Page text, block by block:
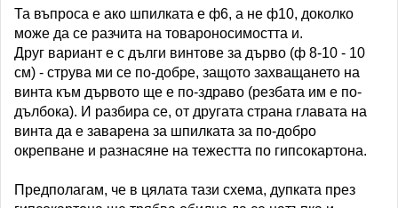
Та въпроса е ако шпилката е ф6, а не ф10, доколко
може да се разчита на товароносимостта и.
Друг вариант е с дълги винтове за дърво (ф 8-10 - 10
см) - струва ми се по-добре, защото захващането на
винта към дървото ще е по-здраво (резбата им е по-
дълбока). И разбира се, от другата страна главата на
винта да е заварена за шпилката за по-добро
окрепване и разнасяне на тежестта по гипсокартона.
Предполагам, че в цялата тази схема, дупката през